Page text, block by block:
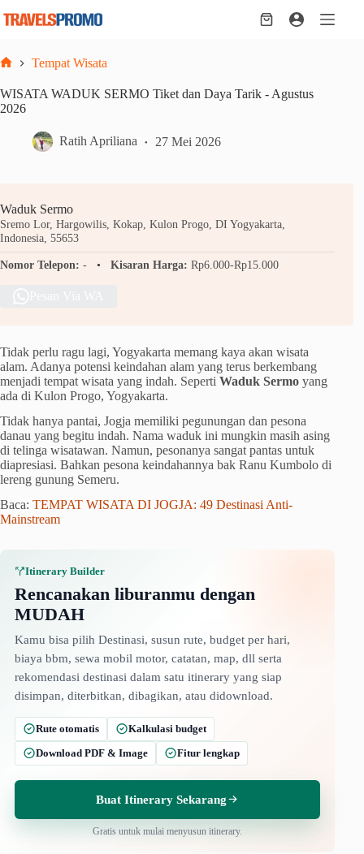
Shopping
Tempat Wisata
WISATA WADUK SERMO Tiket dan Daya Tarik - Agustus
2026
Ratih Apriliana 27 Mei 2026
Waduk Sermo
Sremo Lor, Hargowilis, Kokap, Kulon Progo, DI Yogyakarta,
Indonesia, 55653
Nomor Telepon: - Kisaran Harga: Rp6.000-Rp15.000
Tidak perlu ragu lagi, Yogyakarta memang kaya akan wisata
alam. Adanya potensi keindahan alam yang terus berkembang
menjadi tempat wisata yang indah. Seperti Waduk Sermo yang
ada di Kulon Progo, Yogyakarta.
Tidak hanya pantai, Jogja memiliki pegunungan dan pesona
danau yang begitu indah. Nama waduk ini mungkin masih asing
di telinga wisatawan. Namun, pesonanya sangat pantas untuk
diapresiasi. Bahkan pesona keindahannya bak Ranu Kumbolo di
lereng gunung Semeru.
Baca: TEMPAT WISATA DI JOGJA: 49 Destinasi Anti-
Mainstream
Itinerary Builder
Rencanakan liburanmu dengan
MUDAH
Kamu bisa pilih Destinasi, susun rute, budget per hari,
biaya bbm, sewa mobil motor, catatan, map, dll serta
rekomendasi destinasi dalam satu itinerary yang siap
disimpan, diterbitkan, dibagikan, atau didownload.
Rute otomatis
Kalkulasi budget
Download PDF & Image
Fitur lengkap
Buat Itinerary Sekarang
Gratis untuk mulai menyusun itinerary.